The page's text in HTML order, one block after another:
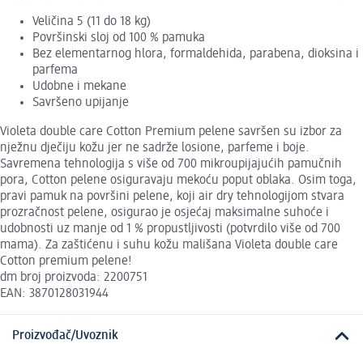
Veličina 5 (11 do 18 kg)
Površinski sloj od 100 % pamuka
Bez elementarnog hlora, formaldehida, parabena, dioksina i
parfema
Udobne i mekane
Savršeno upijanje
Violeta double care Cotton Premium pelene savršen su izbor za
nježnu dječiju kožu jer ne sadrže losione, parfeme i boje.
Savremena tehnologija s više od 700 mikroupijajućih pamučnih
pora, Cotton pelene osiguravaju mekoću poput oblaka. Osim toga,
pravi pamuk na površini pelene, koji air dry tehnologijom stvara
prozračnost pelene, osigurao je osjećaj maksimalne suhoće i
udobnosti uz manje od 1 % propustljivosti (potvrdilo više od 700
mama). Za zaštićenu i suhu kožu mališana Violeta double care
Cotton premium pelene!
dm broj proizvoda: 2200751
EAN: 3870128031944
Proizvođač/Uvoznik